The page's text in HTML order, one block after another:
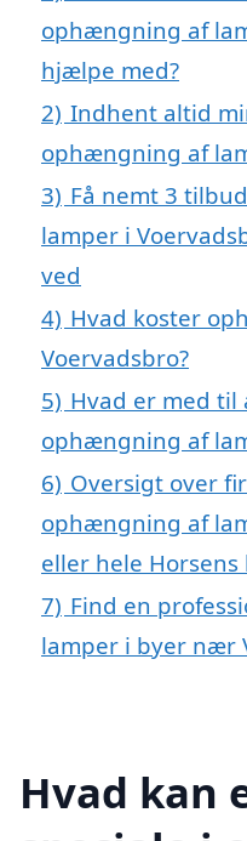
ophængning af
hjælpe med?
2) Indhent altid
ophængning af
3) Få nemt 3
lamper i
ved
4) Hvad koster
Voervadsbro?
5) Hvad er med til
ophængning af
6) Oversigt over
ophængning af
eller hele Horsens
7) Find en
lamper i byer nær
Hvad kan